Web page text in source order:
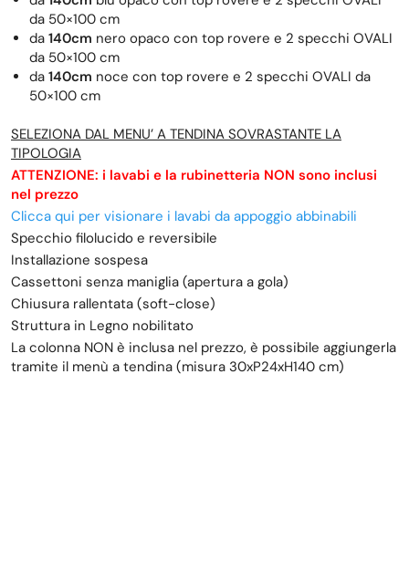
da 50×100 cm
da 140cm nero opaco con top rovere e 2 specchi OVALI
da 50×100 cm
da 140cm noce con top rovere e 2 specchi OVALI da
50×100 cm
SELEZIONA DAL MENU’ A TENDINA SOVRASTANTE LA
TIPOLOGIA
ATTENZIONE: i lavabi e la rubinetteria NON sono inclusi
nel prezzo
Clicca qui per visionare i lavabi da appoggio abbinabili
Specchio filolucido e reversibile
Installazione sospesa
Cassettoni senza maniglia (apertura a gola)
Chiusura rallentata (soft-close)
Struttura in Legno nobilitato
La colonna NON è inclusa nel prezzo, è possibile aggiungerla
tramite il menù a tendina (misura 30xP24xH140 cm)